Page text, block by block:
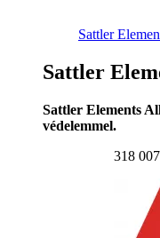
Sattler
Sattler
Sattler Elements
védelemmel.
318